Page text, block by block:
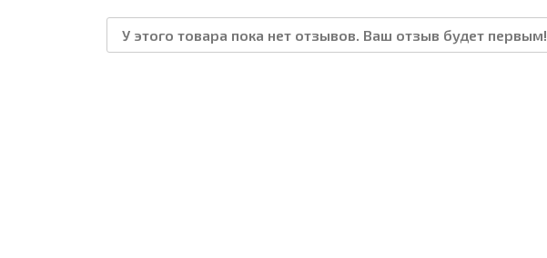
У этого товара пока нет отзывов. Ваш отзыв будет первым!